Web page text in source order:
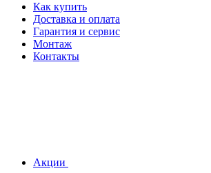
Как купить
Доставка и оплата
Гарантия и сервис
Монтаж
Контакты
Акции